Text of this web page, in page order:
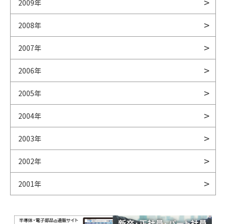
2009年
2008年
2007年
2006年
2005年
2004年
2003年
2002年
2001年